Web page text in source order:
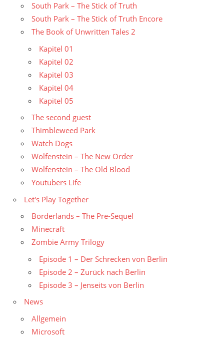
South Park – The Stick of Truth
South Park – The Stick of Truth Encore
The Book of Unwritten Tales 2
Kapitel 01
Kapitel 02
Kapitel 03
Kapitel 04
Kapitel 05
The second guest
Thimbleweed Park
Watch Dogs
Wolfenstein – The New Order
Wolfenstein – The Old Blood
Youtubers Life
Let's Play Together
Borderlands – The Pre-Sequel
Minecraft
Zombie Army Trilogy
Episode 1 – Der Schrecken von Berlin
Episode 2 – Zurück nach Berlin
Episode 3 – Jenseits von Berlin
News
Allgemein
Microsoft